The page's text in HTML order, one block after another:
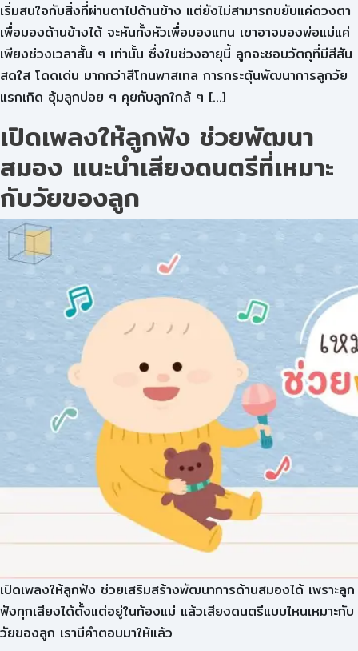
เริ่มสนใจกับสิ่งที่ผ่านตาไปด้านข้าง แต่ยังไม่สามารถขยับแค่ดวงตา
เพื่อมองด้านข้างได้ จะหันทั้งหัวเพื่อมองแทน เขาอาจมองพ่อแม่แค่
เพียงช่วงเวลาสั้น ๆ เท่านั้น ซึ่งในช่วงอายุนี้ ลูกจะชอบวัตถุที่มีสีสัน
สดใส โดดเด่น มากกว่าสีโทนพาสเทล การกระตุ้นพัฒนาการลูกวัย
แรกเกิด อุ้มลูกบ่อย ๆ คุยกับลูกใกล้ ๆ […]
เปิดเพลงให้ลูกฟัง ช่วยพัฒนา
สมอง แนะนำเสียงดนตรีที่เหมาะ
กับวัยของลูก
เปิดเพลงให้ลูกฟัง ช่วยเสริมสร้างพัฒนาการด้านสมองได้ เพราะลูก
ฟังทุกเสียงได้ตั้งแต่อยู่ในท้องแม่ แล้วเสียงดนตรีแบบไหนเหมาะกับ
วัยของลูก เรามีคำตอบมาให้แล้ว